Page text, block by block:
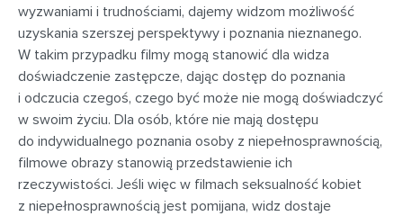
wyzwaniami i trudnościami, dajemy widzom możliwość
uzyskania szerszej perspektywy i poznania nieznanego.
W takim przypadku filmy mogą stanowić dla widza
doświadczenie zastępcze, dając dostęp do poznania
i odczucia czegoś, czego być może nie mogą doświadczyć
w swoim życiu. Dla osób, które nie mają dostępu
do indywidualnego poznania osoby z niepełnosprawnością,
filmowe obrazy stanowią przedstawienie ich
rzeczywistości. Jeśli więc w filmach seksualność kobiet
z niepełnosprawnością jest pomijana, widz dostaje